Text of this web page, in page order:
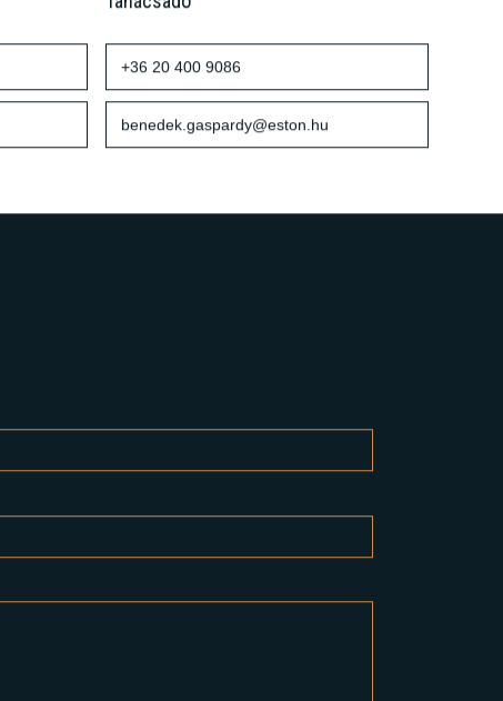
Gáspárdy Benedek
Tanácsadó
+36 20 400 9086